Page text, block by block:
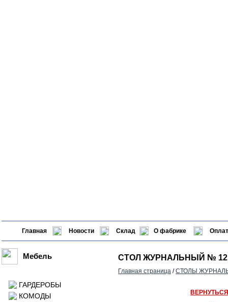
Главная Новости Склад О фабрике
Мебель
ГАРДЕРОБЫ
КОМОДЫ
СТОЛ ЖУРНАЛЬНЫЙ № 12
Главная страница /СТОЛЫ